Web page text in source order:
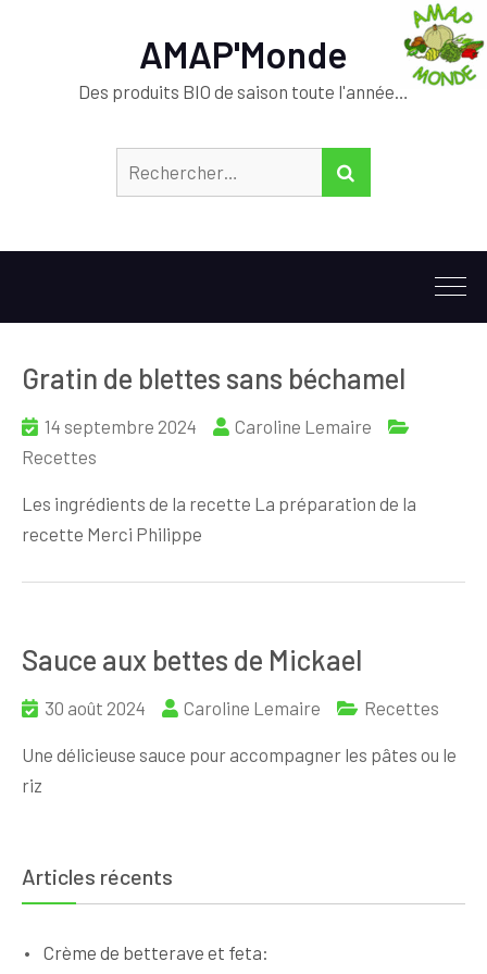
AMAP'Monde
Des produits BIO de saison toute l'année…
Gratin de blettes sans béchamel
14 septembre 2024
Caroline Lemaire
Recettes
Les ingrédients de la recette La préparation de la
recette Merci Philippe
Sauce aux bettes de Mickael
30 août 2024 Caroline Lemaire Recettes
Une délicieuse sauce pour accompagner les pâtes ou le
riz
Articles récents
Crème de betterave et feta: